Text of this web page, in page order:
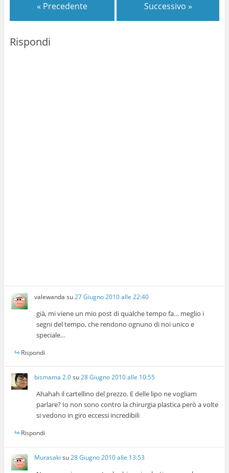
« Precedente Successivo »
Rispondi
valewanda su27 Giugno 2010 alle 22:40
già, mi viene un mio post di qualche tempo fa… meglio i
segni del tempo, che rendono ognuno di noi unico e
speciale…
Rispondi
bismama 2.0su28 Giugno 2010 alle 10:55
Ahahah il cartellino del prezzo. E delle lipo ne vogliam
parlare? Io non sono contro la chirurgia plastica però a volte
si vedono in giro eccessi incredibili
Rispondi
Murasaki su28 Giugno 2010 alle 13:53